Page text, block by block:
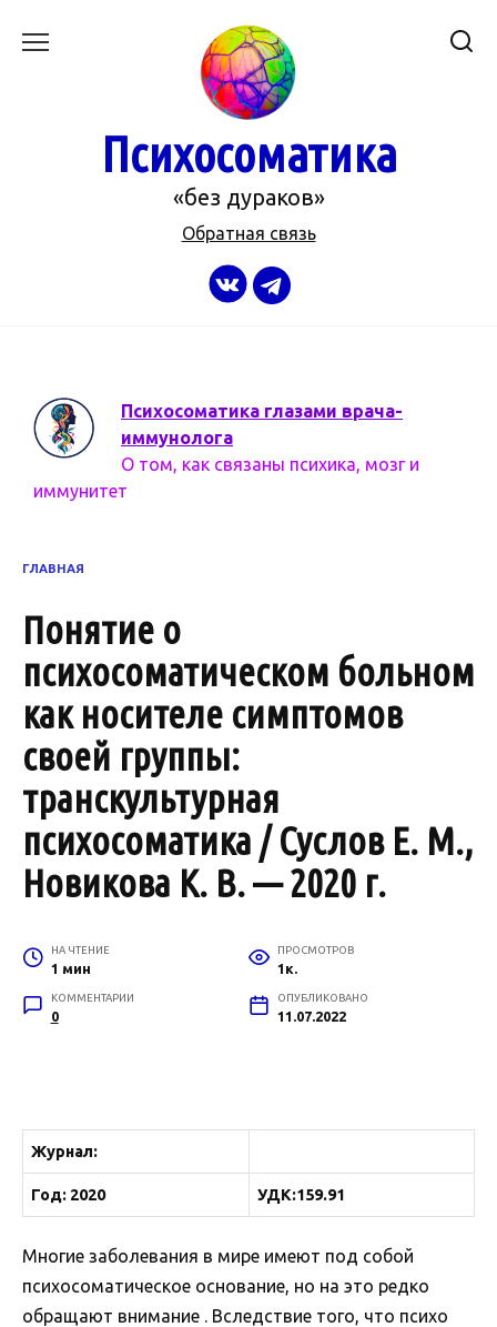
Психосоматика
«без дураков»
Обратная связь
Психосоматика глазами врача-
иммунолога
О том, как связаны психика, мозг и
иммунитет
ГЛАВНАЯ
Понятие о
психосоматическом больном
как носителе симптомов
своей группы:
транскультурная
психосоматика / Суслов Е. М.,
Новикова К. В. — 2020 г.
НА ЧТЕНИЕ
1 мин
ПРОСМОТРОВ
1к.
КОММЕНТАРИИ
0
ОПУБЛИКОВАНО
11.07.2022
Журнал:
Год: 2020 УДК:159.91
Многие заболевания в мире имеют под собой
психосоматическое основание, но на это редко
обращают внимание . Вследствие того, что психо